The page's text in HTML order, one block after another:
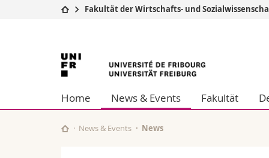
Studium
Campus
Universität
Weiterbildung
Theologische
Philosophische
Fak. für
Fakultät der Wirtschafts- und
Universität
Freiburg
Home News & Events Fakultät
News & Events News